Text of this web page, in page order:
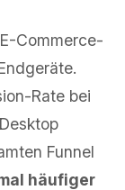
Commerce-
Rate bei
Funnel
häufiger